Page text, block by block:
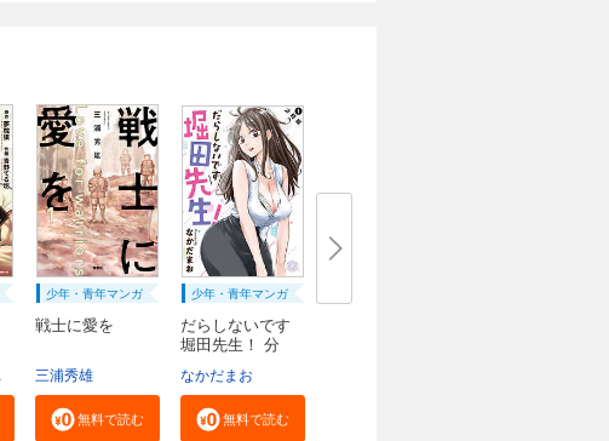
少年・青年マンガ
戦士に愛を
三浦秀雄
無料で読む
少年・青年マンガ
だらしないです
堀田先生！ 分
なかだまお
無料で読む